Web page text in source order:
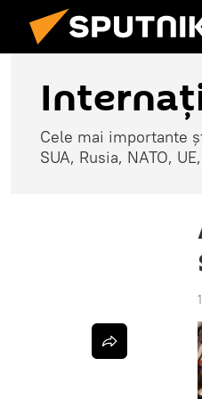
Cele mai importante
SUA, Rusia, NATO,